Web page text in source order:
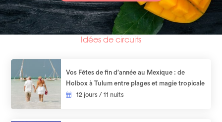
Idées de circuits
Vos Fêtes de fin d’année au Mexique : de
Holbox à Tulum entre plages et magie tropicale
12 jours / 11 nuits